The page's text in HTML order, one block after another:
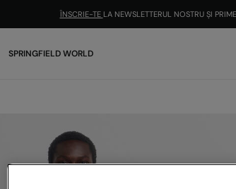
TRANSPORT
SPRINGFIELD WORLD